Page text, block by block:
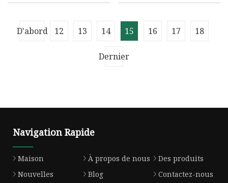
D'abord 12 13 14 15 16 17 18
Dernier
Navigation Rapide
Maison À propos de nous
Des produits
Nouvelles
Blog
Contactez-nous